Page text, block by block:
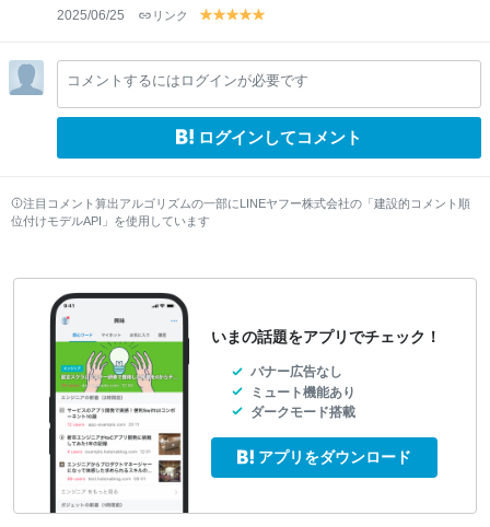
2025/06/25 リンク
y
lo
w
y
lo
w
y
lo
w
y
lo
w
lo
w
コメントするにはログインが必要です
ログインしてコメント
注目コメント算出アルゴリズムの一部にLINEヤフー株式会社の「建設的コメント順
位付けモデルAPI」を使用しています
いまの話題をアプリでチェック！
バナー広告なし
ミュート機能あり
ダークモード搭載
アプリをダウンロード